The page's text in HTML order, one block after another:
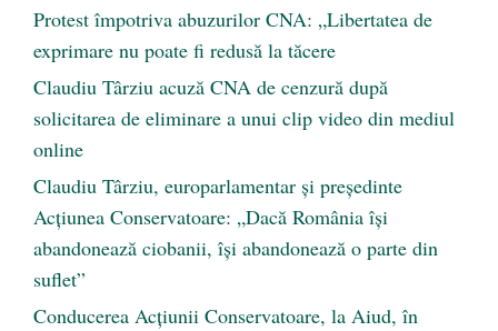
Protest împotriva abuzurilor CNA: „Libertatea de
exprimare nu poate fi redusă la tăcere
Claudiu Târziu acuză CNA de cenzură după
solicitarea de eliminare a unui clip video din mediul
online
Claudiu Târziu, europarlamentar și președinte
Acțiunea Conservatoare: „Dacă România își
abandonează ciobanii, își abandonează o parte din
suflet”
Conducerea Acțiunii Conservatoare, la Aiud, în